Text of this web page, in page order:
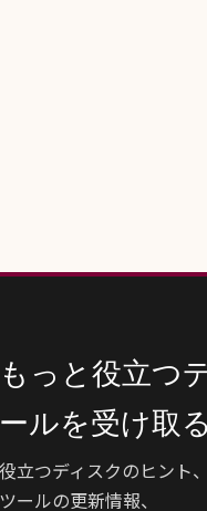
っと役立つ
ルを受け取る
立つディスクのヒント
ールの更新情報、